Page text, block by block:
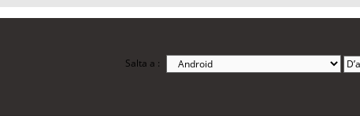
Salta a :